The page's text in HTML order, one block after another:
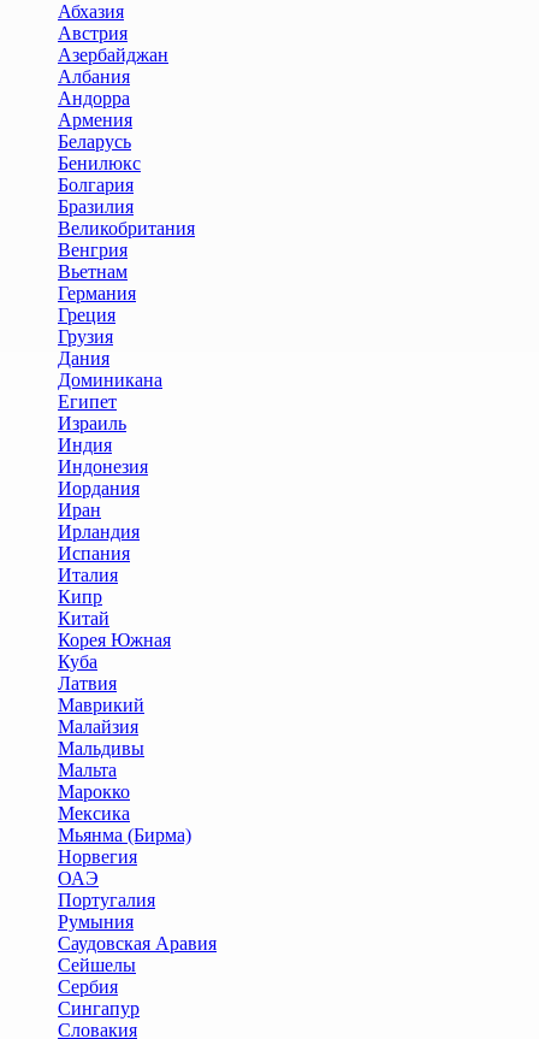
Абхазия
Австрия
Азербайджан
Албания
Андорра
Армения
Беларусь
Бенилюкс
Болгария
Бразилия
Великобритания
Венгрия
Вьетнам
Германия
Греция
Грузия
Дания
Доминикана
Египет
Израиль
Индия
Индонезия
Иордания
Иран
Ирландия
Испания
Италия
Кипр
Китай
Корея Южная
Куба
Латвия
Маврикий
Малайзия
Мальдивы
Мальта
Марокко
Мексика
Мьянма (Бирма)
Норвегия
ОАЭ
Португалия
Румыния
Саудовская Аравия
Сейшелы
Сербия
Сингапур
Словакия